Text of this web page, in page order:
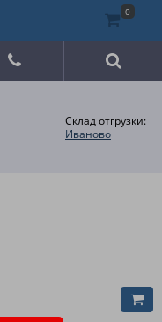
Склад отгрузки:
Иваново
0